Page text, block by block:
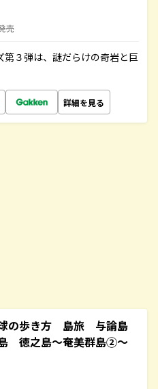
売
第３弾は、謎だらけの奇岩と巨
詳細を見る
の歩き方 島旅 与論島
徳之島～奄美群島②～